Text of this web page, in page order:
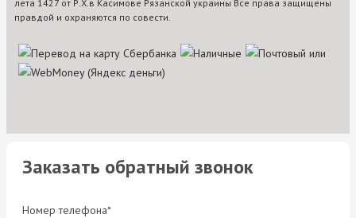
лета 1427 от Р.Х.в Касимове Рязанской украины Все права защищены
правдой и охраняются по совести.
Заказать обратный звонок
Номер телефона*